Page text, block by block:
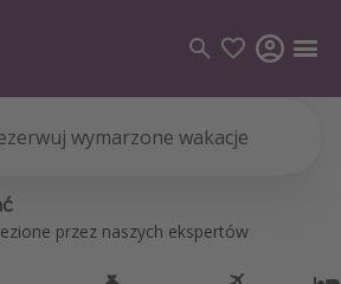
wymarzone wakacje
przez naszych ekspertów